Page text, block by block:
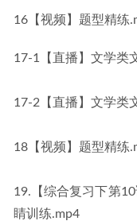
16【视频】题型精练
17-1【直播】文学类
17-2【直播】文学类
18【视频】题型精练
19.【综合复习下第
睛训练.mp4